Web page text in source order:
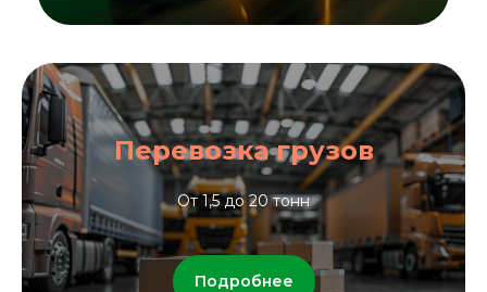
Перевозка грузов
От 1,5 до 20 тонн
Подробнее